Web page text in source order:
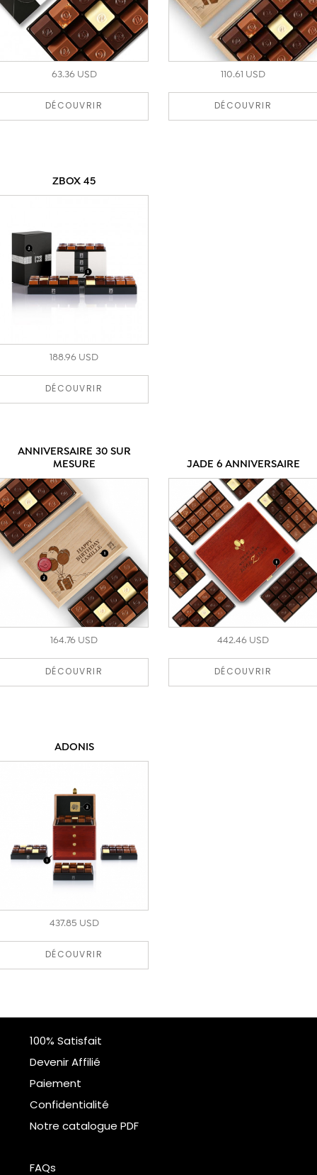
63.36 USD
DÉCOUVRIR
110.61 USD
DÉCOUVRIR
ZBOX 45
188.96 USD
DÉCOUVRIR
ANNIVERSAIRE 30 SUR
MESURE
164.76 USD
DÉCOUVRIR
JADE 6 ANNIVERSAIRE
442.46 USD
DÉCOUVRIR
ADONIS
437.85 USD
DÉCOUVRIR
100% Satisfait
Devenir Affilié
Paiement
Confidentialité
Notre catalogue PDF
FAQs